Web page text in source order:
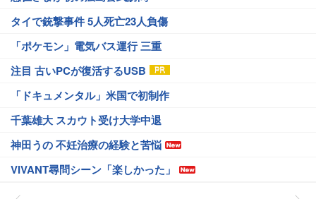
タイで銃撃事件 5人死亡23人負傷
「ポケモン」電気バス運行 三重
注目 古いPCが復活するUSB
「ドキュメンタル」米国で初制作
千葉雄大 スカウト受け大学中退
神田うの 不妊治療の経験と苦悩
VIVANT尋問シーン「楽しかった」